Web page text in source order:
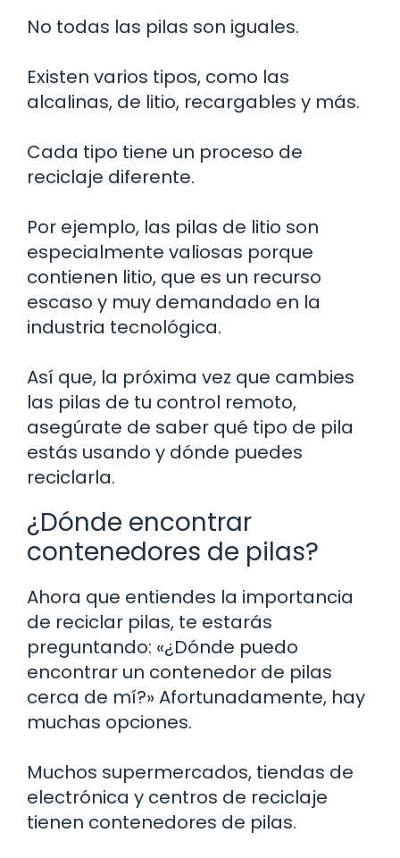
No todas las pilas son iguales.
Existen varios tipos, como las
alcalinas, de litio, recargables y más.
Cada tipo tiene un proceso de
reciclaje diferente.
Por ejemplo, las pilas de litio son
especialmente valiosas porque
contienen litio, que es un recurso
escaso y muy demandado en la
industria tecnológica.
Así que, la próxima vez que cambies
las pilas de tu control remoto,
asegúrate de saber qué tipo de pila
estás usando y dónde puedes
reciclarla.
¿Dónde encontrar
contenedores de pilas?
Ahora que entiendes la importancia
de reciclar pilas, te estarás
preguntando: «¿Dónde puedo
encontrar un contenedor de pilas
cerca de mí?» Afortunadamente, hay
muchas opciones.
Muchos supermercados, tiendas de
electrónica y centros de reciclaje
tienen contenedores de pilas.